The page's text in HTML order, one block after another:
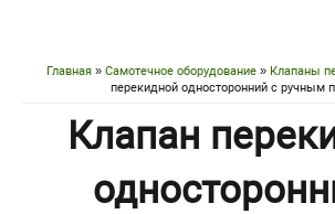
Вы здесь
Главная » Самотечное оборудование » Клапаны
перекидной односторонний с ручным
Клапан